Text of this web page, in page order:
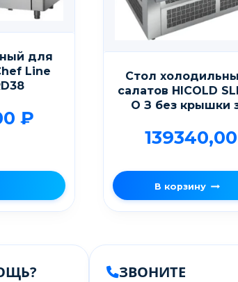
для
Line
₽
Стол
салатов HICOLD
О З без крышки
В корзину
ЗВОНИТЕ